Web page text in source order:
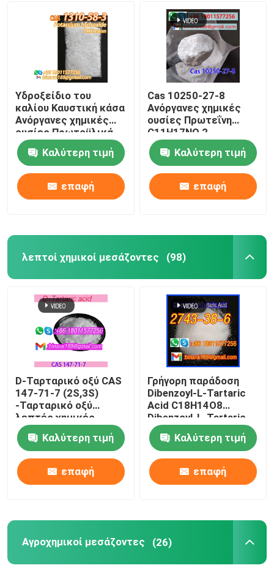
Προϊόντα
Σχετικά με εμάς
Επισκέψεις στο εργοστάσιο
Έλεγχος ποιότητας
Ζητήστε μια προσφορά
Ημερήσιες χημικές πρώτες ύλες
Ανόργανη πρώτη ύλη χημικών ουσιών
λεπτοί χημικοί μεσάζοντες
Υδροξείδιο του
καλίου Καυστική κάσα
Ανόργανες χημικές
ουσίες Πρωτοϋλικά
Cas 1310-58-3
Καλύτερη τιμή
επαφή
Cas 10250-27-8
Ανόργανες χημικές
ουσίες Πρωτεΐνη
C11H17NO 2-
βενζιλαμινο-2-
μεθυλο-1-προπανόλη
Καλύτερη τιμή
επαφή
λεπτοί χημικοί μεσάζοντες (98)
D-Ταρταρικό οξύ CAS
147-71-7 (2S,3S)
-Ταρταρικό οξύ
λεπτές χημικές
ενδιάμεσες ουσίες
τροφικής ποιότητας
Καλύτερη τιμή
επαφή
Γρήγορη παράδοση
Dibenzoyl-L-Tartaric
Acid C18H14O8
Dibenzoyl-L-Tartaric
CAS 2743-38-6
Καλύτερη τιμή
επαφή
Αγροχημικοί μεσάζοντες (26)